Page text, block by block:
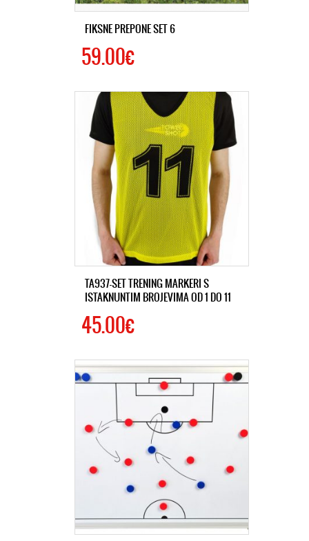
FIKSNE PREPONE SET 6
59.00€
TA937-SET TRENING MARKERI S
ISTAKNUNTIM BROJEVIMA OD 1 DO 11
45.00€